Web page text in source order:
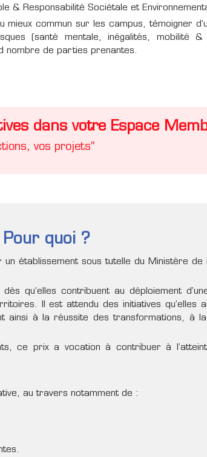
& Responsabilité Sociétale et
commun sur les campus, témoigner
(santé mentale, inégalités, mobilité &
nombre de parties prenantes.
dans votre Espace
vos projets"
quoi ?
établissement sous tutelle du Ministère de
qu’elles contribuent au déploiement
Il est attendu des initiatives qu’elles
ainsi à la réussite des transformations, à
ce prix a vocation à contribuer à
au travers notamment de :